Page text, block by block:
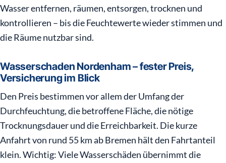
Wasser entfernen, räumen, entsorgen, trocknen und
kontrollieren – bis die Feuchtewerte wieder stimmen und
die Räume nutzbar sind.
Wasserschaden Nordenham – fester Preis,
Versicherung im Blick
Den Preis bestimmen vor allem der Umfang der
Durchfeuchtung, die betroffene Fläche, die nötige
Trocknungsdauer und die Erreichbarkeit. Die kurze
Anfahrt von rund 55 km ab Bremen hält den Fahrtanteil
klein. Wichtig: Viele Wasserschäden übernimmt die